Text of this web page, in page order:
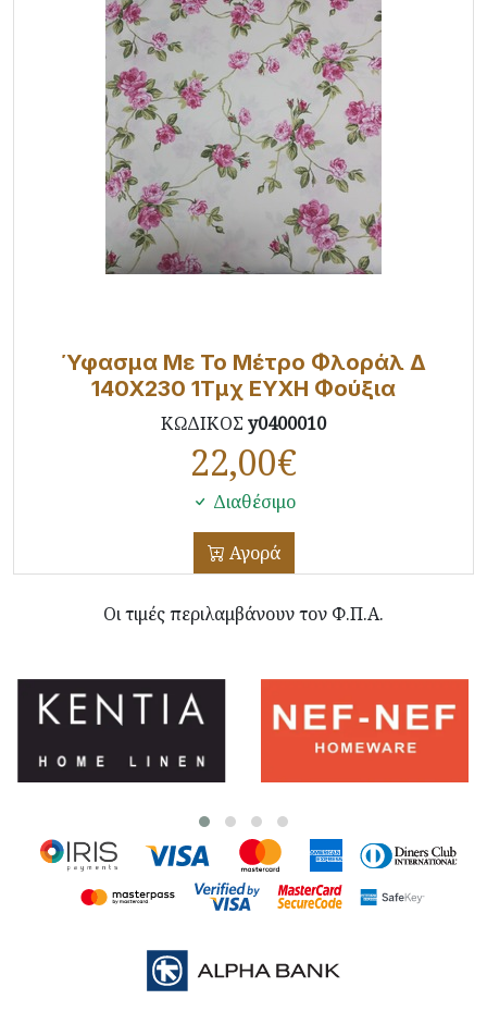
Ύφασμα Με Το Μέτρο Φλοράλ Δ
140X230 1Τμχ ΕΥΧΗ Φούξια
ΚΩΔΙΚΟΣ y0400010
22,00€
Διαθέσιμο
Αγορά
Οι τιμές περιλαμβάνουν τον Φ.Π.Α.